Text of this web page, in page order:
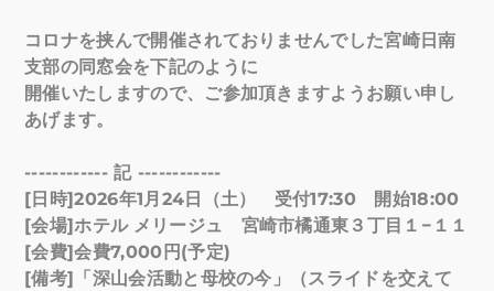
コロナを挟んで開催されておりませんでした宮崎日南
支部の同窓会を下記のように
開催いたしますので、ご参加頂きますようお願い申し
あげます。
------------記------------
[ 日時]2026年1月 24 日（土） 受付17:30 開始18:00
[会場]ホテル メリージュ 宮崎市橘通東３丁目１ − １１
[会費]会費7,000 円 (予定)
[備考] 「深山会活動と母校の今」（スライドを交えて
都城高専ゆめ基金へ寄付のお願い
メーリングリスト登録
活動報告
活動予定
人材バンク登録